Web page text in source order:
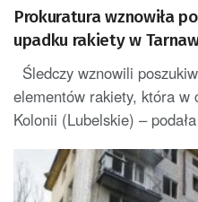
Prokuratura wznowiła
upadku rakiety w
Śledczy wznowili
elementów rakiety, która w
Kolonii (Lubelskie) –